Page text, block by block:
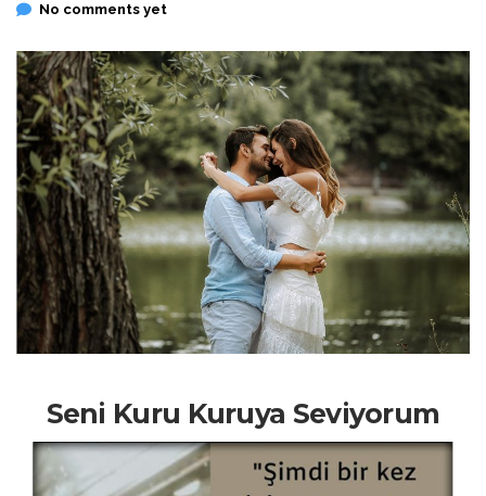
No comments yet
Seni Kuru Kuruya Seviyorum